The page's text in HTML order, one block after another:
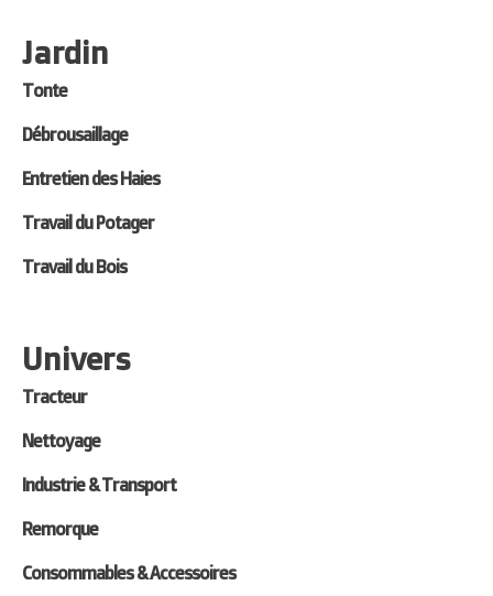
Jardin
Tonte
Débrousaillage
Entretien des Haies
Travail du Potager
Travail du Bois
Univers
Tracteur
Nettoyage
Industrie & Transport
Remorque
Consommables & Accessoires